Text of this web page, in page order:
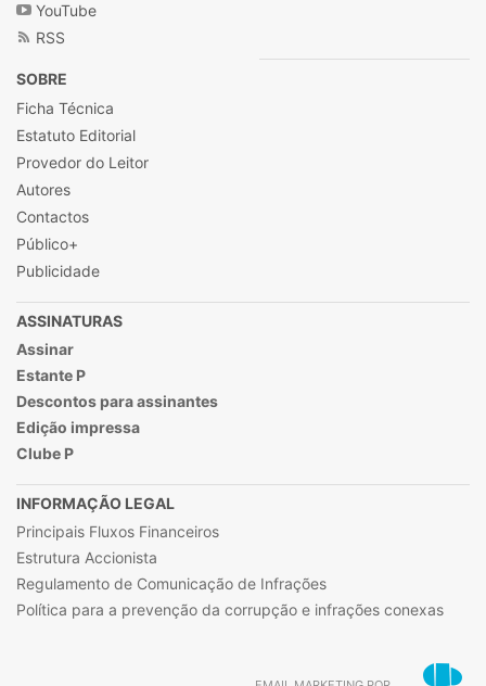
YouTube
RSS
SOBRE
Ficha Técnica
Estatuto Editorial
Provedor do Leitor
Autores
Contactos
Público+
Publicidade
ASSINATURAS
Assinar
Estante P
Descontos para assinantes
Edição impressa
Clube P
INFORMAÇÃO LEGAL
Principais Fluxos Financeiros
Estrutura Accionista
Regulamento de Comunicação de Infrações
Política para a prevenção da corrupção e infrações conexas